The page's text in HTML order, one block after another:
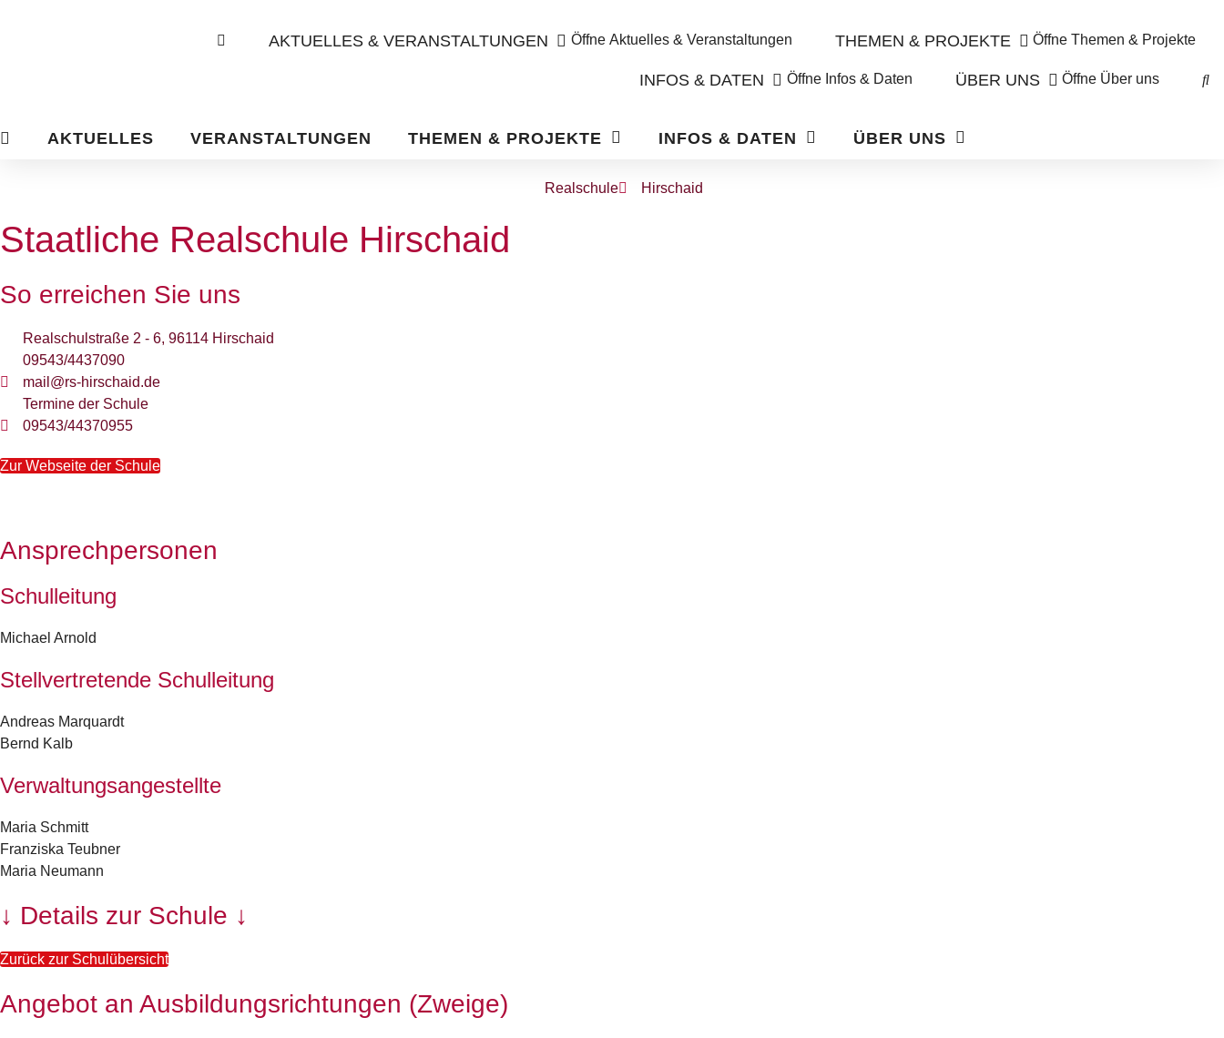
AKTUELLES & VERANSTALTUNGEN Öffne Aktuelles & Veranstaltungen THEMEN & PROJEKTE Öffne Themen & Projekte
INFOS & DATEN Öffne Infos & Daten ÜBER UNS Öffne Über uns
AKTUELLES VERANSTALTUNGEN THEMEN & PROJEKTE INFOS & DATEN ÜBER UNS
Realschule Hirschaid
Staatliche Realschule Hirschaid
So erreichen Sie uns
Realschulstraße 2 - 6, 96114 Hirschaid
09543/4437090
mail@rs-hirschaid.de
Termine der Schule
09543/44370955
Zur Webseite der Schule
Ansprechpersonen
Schulleitung
Michael Arnold
Stellvertretende Schulleitung
Andreas Marquardt
Bernd Kalb
Verwaltungsangestellte
Maria Schmitt
Franziska Teubner
Maria Neumann
↓ Details zur Schule ↓
Zurück zur Schulübersicht
Angebot an Ausbildungsrichtungen (Zweige)